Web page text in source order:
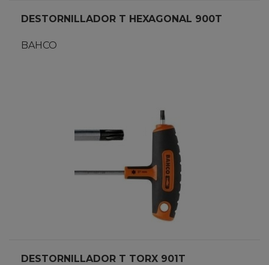
DESTORNILLADOR T HEXAGONAL 900T
BAHCO
DESTORNILLADOR T TORX 901T